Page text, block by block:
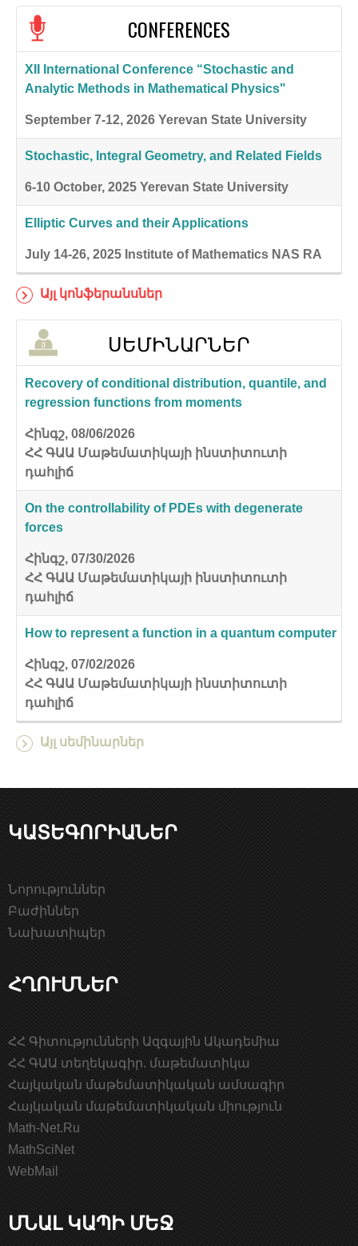
CONFERENCES
XII International Conference “Stochastic and
Analytic Methods in Mathematical Physics"
September 7-12, 2026 Yerevan State University
Stochastic, Integral Geometry, and Related Fields
6-10 October, 2025 Yerevan State University
Elliptic Curves and their Applications
July 14-26, 2025 Institute of Mathematics NAS RA
Այլ կոնֆերանսներ
ՍԵՄԻՆԱՐՆԵՐ
Recovery of conditional distribution, quantile, and
regression functions from moments
Հինգշ, 08/06/2026
ՀՀ ԳԱԱ Մաթեմատիկայի ինստիտուտի
դահլիճ
On the controllability of PDEs with degenerate
forces
Հինգշ, 07/30/2026
ՀՀ ԳԱԱ Մաթեմատիկայի ինստիտուտի
դահլիճ
How to represent a function in a quantum computer
Հինգշ, 07/02/2026
ՀՀ ԳԱԱ Մաթեմատիկայի ինստիտուտի
դահլիճ
Այլ սեմինարներ
ԿԱՏԵԳՈՐԻԱՆԵՐ
Նորություններ
Բաժիններ
Նախատիպեր
ՀՂՈՒՄՆԵՐ
ՀՀ Գիտությունների Ազգային Ակադեմիա
ՀՀ ԳԱԱ տեղեկագիր. մաթեմատիկա
Հայկական մաթեմատիկական ամսագիր
Հայկական մաթեմատիկական միություն
Math-Net.Ru
MathSciNet
WebMail
ՄՆԱԼ ԿԱՊԻ ՄԵՋ